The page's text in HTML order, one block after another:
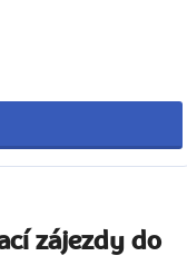
zájezdy do